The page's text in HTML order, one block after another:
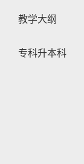
教学大纲
专科升本科